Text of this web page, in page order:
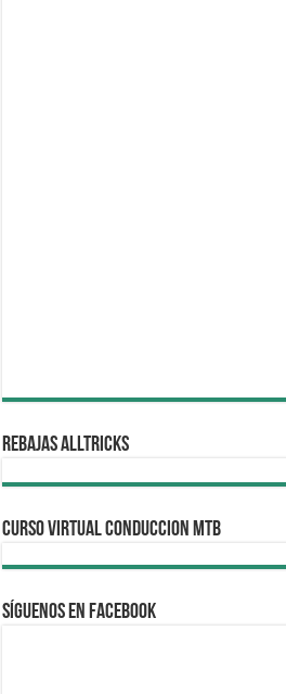
REBAJAS ALLTRICKS
CURSO VIRTUAL CONDUCCION MTB
Síguenos en Facebook